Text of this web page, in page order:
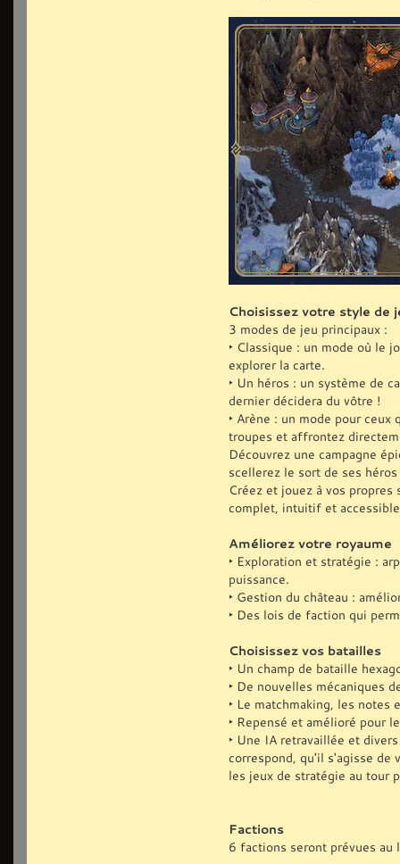
Choisissez votre style de
3 modes de jeu principaux :
‣ Classique : un mode où le
explorer la carte.
‣ Un héros : un système de
dernier décidera du vôtre !
‣ Arène : un mode pour
troupes et affrontez
Découvrez une campagne
scellerez le sort de ses
Créez et jouez à vos
complet, intuitif et
Améliorez votre royaume
‣ Exploration et stratégie :
puissance.
‣ Gestion du château :
‣ Des lois de faction qui
Choisissez vos batailles
‣ Un champ de bataille
‣ De nouvelles mécaniques
‣ Le matchmaking, les notes
‣ Repensé et amélioré pour
‣ Une IA retravaillée et
correspond, qu'il s'agisse de
les jeux de stratégie au tour
Factions
6 factions seront prévues au